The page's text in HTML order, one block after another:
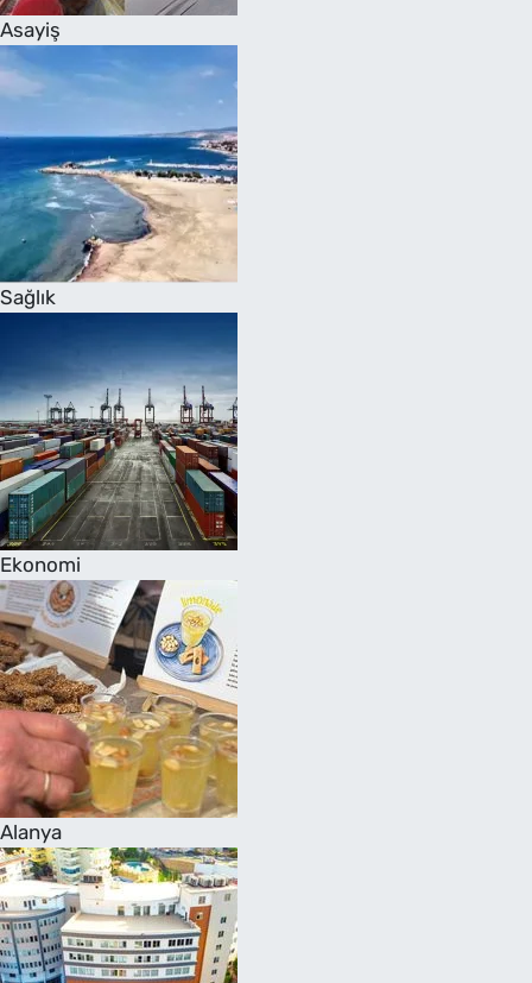
Asayiş
Sağlık
Ekonomi
Alanya